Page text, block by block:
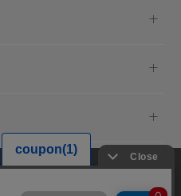
ンテンツの最適な提供、トラフィ